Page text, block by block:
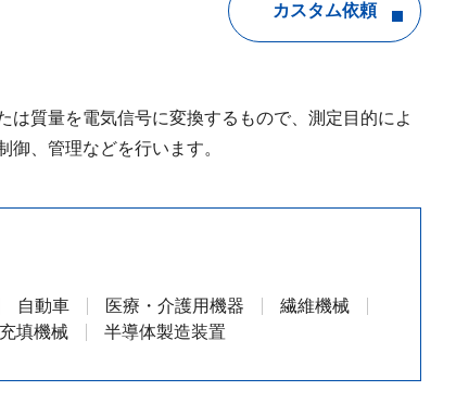
カスタム依頼
質量を電気信号に変換するもので、測定目的によ
御、管理などを行います。
自動車 医療・介護用機器
繊維機械
填機械 半導体製造装置